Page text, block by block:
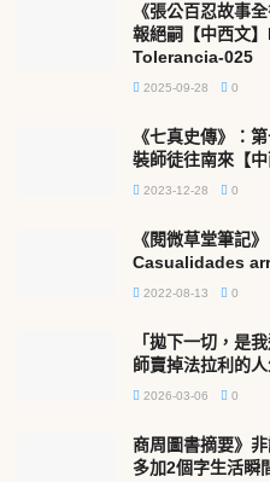
《張公百忍故事
報絕嗣【中西文
Tolerancia-025
2025-09-28 0
《七真史傳》：
裝師徒往南來【
2023-12-28 0
《閱微草堂筆記
Casualidades
2022-08-13 0
「拋下一切，是
師賣掉法拉利的
2026-03-06 0
商周圖書摘要》
多加2個字生活瞬